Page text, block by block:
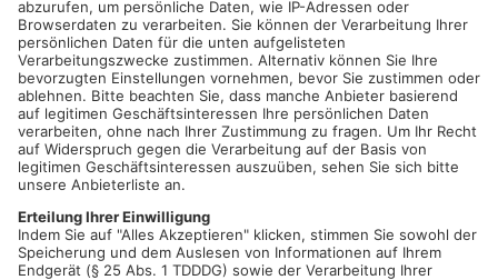
HANAU.Das Brüder-Grimm-Denkmal in Hanau wird heute
zwischen 17:00 und 22:00 Uhr lila erleuchten. Grund dafür ist
der heutige Welt-Frühgeborenen-Tag. Traditionell werden an
diesem Tag Sehenswürdigkeiten lila erstrahlt. Das Klinikum
Hanau und der Förderverein Sterntaler haben sich dieses Jahr
für das Brüder Grimm Denkmal entschieden. In Deutschland
kommen jährlich 63.000 Kinder als Frühchen zur Welt. Sie
stellen damit die größte Gruppe der Kinderpatienten in
Deutschland.
Artikel teilen